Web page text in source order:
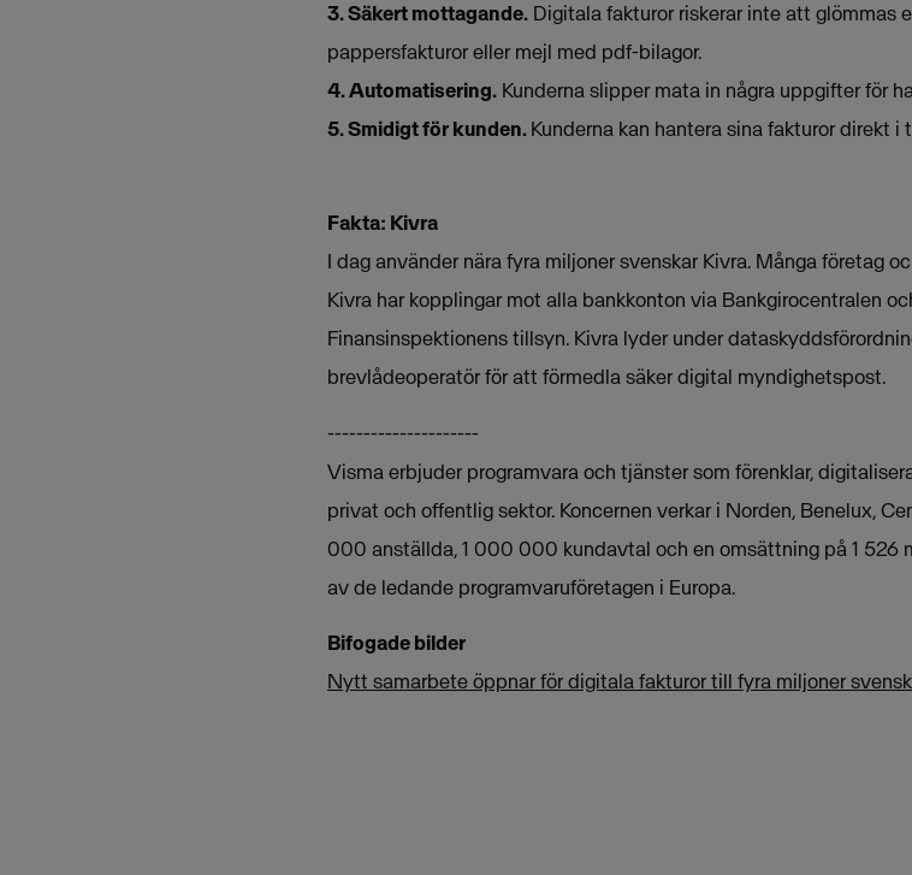
3. Säkert mottagande. Digitala fakturor riskerar inte att glömmas
pappersfakturor eller mejl med pdf-bilagor.
4. Automatisering. Kunderna slipper mata in några uppgifter för
5. Smidigt för kunden.Kunderna kan hantera sina fakturor direkt i
Fakta: Kivra
I dag använder nära fyra miljoner svenskar Kivra. Många företag
Kivra har kopplingar mot alla bankkonton via Bankgirocentralen
Finansinspektionens tillsyn. Kivra lyder under
brevlådeoperatör för att förmedla säker digital myndighetspost.
---------------------
Visma erbjuder programvara och tjänster som förenklar,
privat och offentlig sektor. Koncernen verkar i Norden, Benelux,
000 anställda, 1 000 000 kundavtal och en omsättning på 1 526
av de ledande programvaruföretagen i Europa.
Bifogade bilder
Nytt samarbete öppnar för digitala fakturor till fyra miljoner